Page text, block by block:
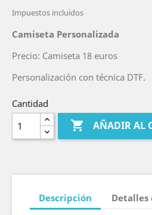
Impuestos incluidos
Camiseta Personalizada
Precio: Camiseta 18 euros
Personalización con técnica DTF.
Cantidad
 AÑADIR AL
Descripción Detalles